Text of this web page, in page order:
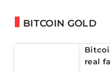
BITCOIN GOLD
real